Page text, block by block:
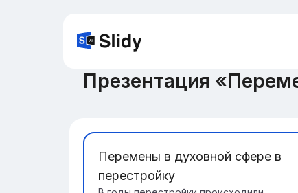
Презентация
Перемены в духовной сфере в
перестройку